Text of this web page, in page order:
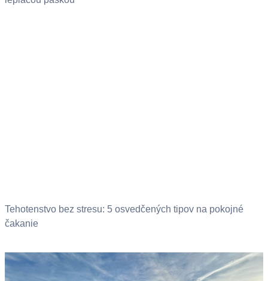
Tehotenstvo bez stresu: 5 osvedčených tipov na pokojné
čakanie